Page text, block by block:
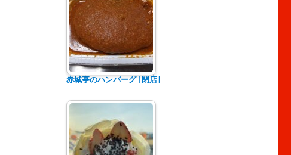
赤城亭のハンバーグ [閉店]